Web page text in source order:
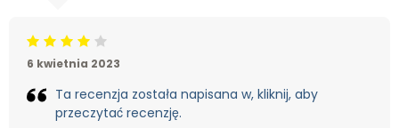
Beoordeling: 4/5
6 kwietnia 2023
Ta recenzja została napisana w, kliknij, aby
przeczytać recenzję.